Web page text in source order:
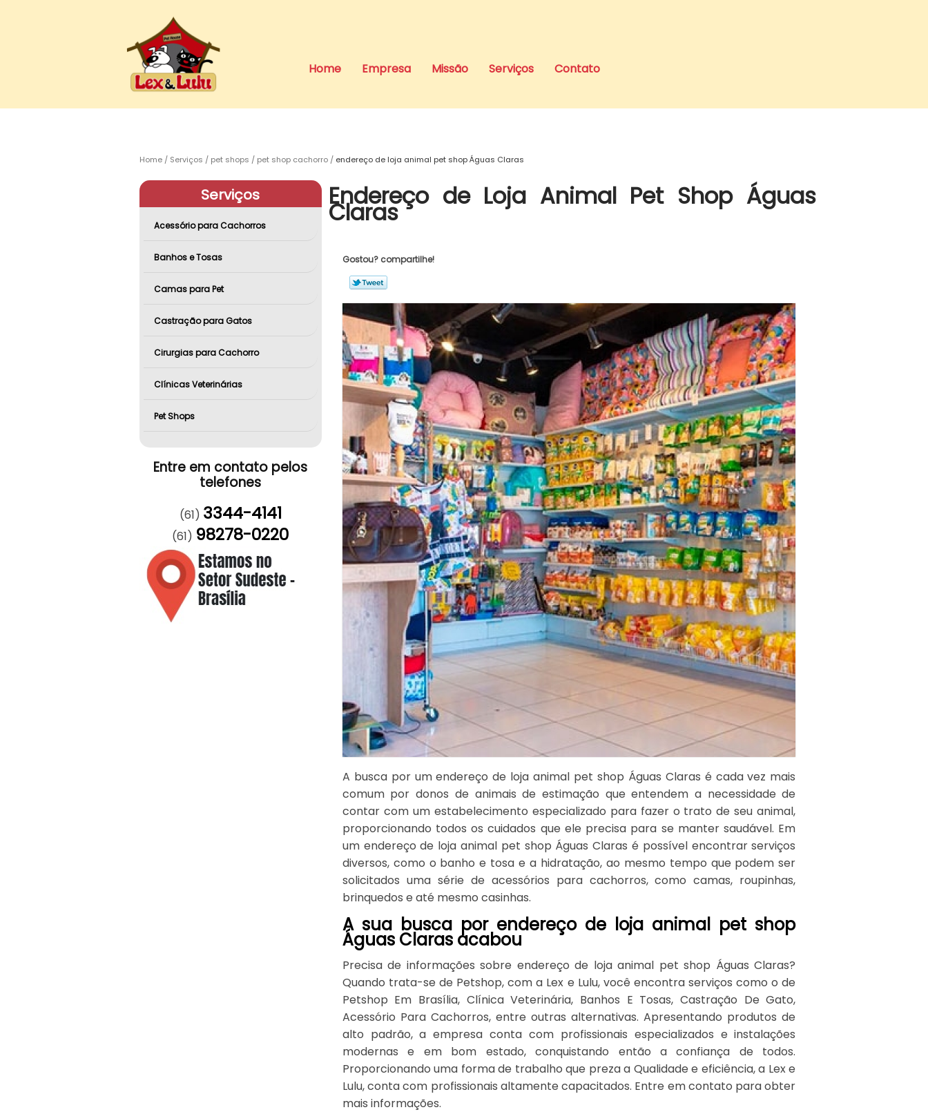
Home Empresa Missão Serviços Contato
Home Serviços pet shops pet shop cachorro endereço de loja animal pet shop Águas Claras
Serviços
Acessório para Cachorros
Banhos e Tosas
Camas para Pet
Castração para Gatos
Cirurgias para Cachorro
Clínicas Veterinárias
Pet Shops
Entre em contato pelos
telefones
(61) 3344-4141
(61) 98278-0220
Endereço de Loja Animal Pet Shop Águas
Claras
Gostou? compartilhe!
A busca por um endereço de loja animal pet shop Águas Claras é cada vez mais
comum por donos de animais de estimação que entendem a necessidade de
contar com um estabelecimento especializado para fazer o trato de seu animal,
proporcionando todos os cuidados que ele precisa para se manter saudável. Em
um endereço de loja animal pet shop Águas Claras é possível encontrar serviços
diversos, como o banho e tosa e a hidratação, ao mesmo tempo que podem ser
solicitados uma série de acessórios para cachorros, como camas, roupinhas,
brinquedos e até mesmo casinhas.
A sua busca por endereço de loja animal pet shop
Águas Claras acabou
Precisa de informações sobre endereço de loja animal pet shop Águas Claras?
Quando trata-se de Petshop, com a Lex e Lulu, você encontra serviços como o de
Petshop Em Brasília, Clínica Veterinária, Banhos E Tosas, Castração De Gato,
Acessório Para Cachorros, entre outras alternativas. Apresentando produtos de
alto padrão, a empresa conta com profissionais especializados e instalações
modernas e em bom estado, conquistando então a confiança de todos.
Proporcionando uma forma de trabalho que preza a Qualidade e eficiência, a Lex e
Lulu, conta com profissionais altamente capacitados. Entre em contato para obter
mais informações.